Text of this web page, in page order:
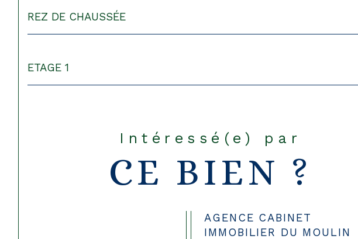
REZ DE CHAUSSÉE
ETAGE 1
Intéressé(e) par
CE BIEN ?
AGENCE CABINET
IMMOBILIER DU MOULIN